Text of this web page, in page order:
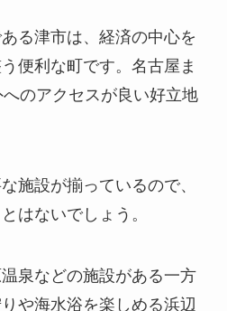
る津市は、経済の中心を
便利な町です。名古屋ま
のアクセスが良い好立地
施設が揃っているので、
はないでしょう。
泉などの施設がある一方
や海水浴を楽しめる浜辺